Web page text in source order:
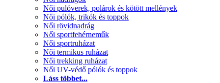
Női pulóverek, polárok és kötött mellények
Női pólók, trikók és toppok
Női rövidnadrág
Női sportfehérneműk
Női sportruházat
Női termikus ruházat
Női trekking ruházat
Női UV-védő pólók és toppok
Láss többet...